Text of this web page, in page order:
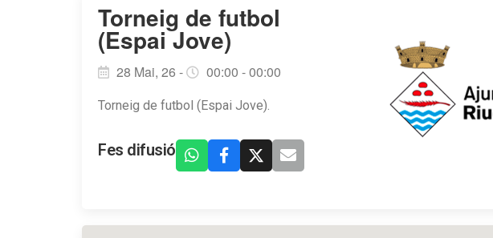
Torneig de futbol
(Espai Jove)
28 Mai, 26 - 00:00 - 00:00
Torneig de futbol (Espai Jove).
Fes difusió